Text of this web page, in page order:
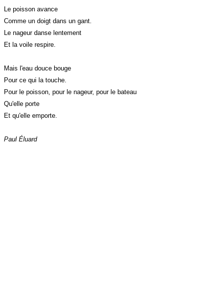
Le poisson avance
Comme un doigt dans un gant.
Le nageur danse lentement
Et la voile respire.
Mais l'eau douce bouge
Pour ce qui la touche.
Pour le poisson, pour le nageur, pour le bateau
Qu'elle porte
Et qu'elle emporte.
Paul Éluard